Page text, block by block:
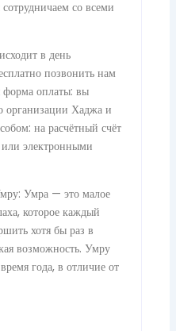
со всеми
в день
позвонить нам
форма оплаты: вы
организации Хаджа и
на расчётный счёт
электронными
Умра — это малое
которое каждый
хотя бы раз в
возможность. Умру
года, в отличие от